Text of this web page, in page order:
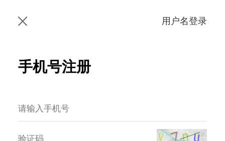
用户名登录
手机号注册